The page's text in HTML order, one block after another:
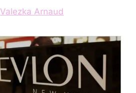
Valezka Arnaud